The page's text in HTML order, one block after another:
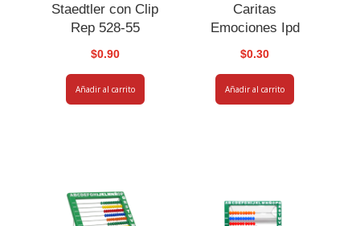
Staedtler con Clip
Rep 528-55
$0.90
Añadir al carrito
Caritas
Emociones Ipd
$0.30
Añadir al carrito